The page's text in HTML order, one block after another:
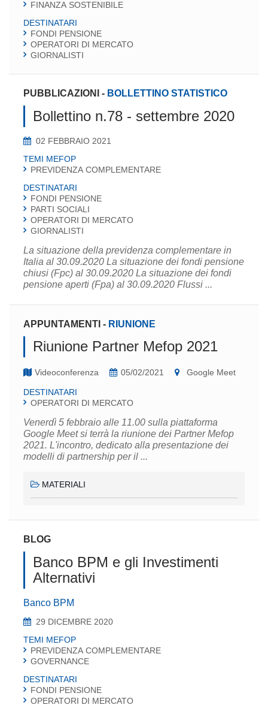
FINANZA SOSTENIBILE
DESTINATARI
FONDI PENSIONE
OPERATORI DI MERCATO
GIORNALISTI
PUBBLICAZIONI - BOLLETTINO STATISTICO
Bollettino n.78 - settembre 2020
02 FEBBRAIO 2021
TEMI MEFOP
PREVIDENZA COMPLEMENTARE
DESTINATARI
FONDI PENSIONE
PARTI SOCIALI
OPERATORI DI MERCATO
GIORNALISTI
La situazione della previdenza complementare in
Italia al 30.09.2020 La situazione dei fondi pensione
chiusi (Fpc) al 30.09.2020 La situazione dei fondi
pensione aperti (Fpa) al 30.09.2020 Flussi ...
APPUNTAMENTI - RIUNIONE
Riunione Partner Mefop 2021
Videoconferenza 05/02/2021 Google Meet
DESTINATARI
OPERATORI DI MERCATO
Venerdì 5 febbraio alle 11.00 sulla piattaforma
Google Meet si terrà la riunione dei Partner Mefop
2021. L'incontro, dedicato alla presentazione dei
modelli di partnership per il ...
MATERIALI
BLOG
Banco BPM e gli Investimenti
Alternativi
Banco BPM
29 DICEMBRE 2020
TEMI MEFOP
PREVIDENZA COMPLEMENTARE
GOVERNANCE
DESTINATARI
FONDI PENSIONE
OPERATORI DI MERCATO